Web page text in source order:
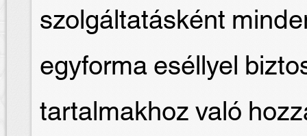
szolgáltatásként
egyforma eséllyel
tartalmakhoz való